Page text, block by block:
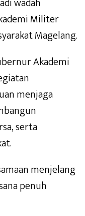
Militer
Magelang.
Akademi
menjaga
serta
menjelang
penuh